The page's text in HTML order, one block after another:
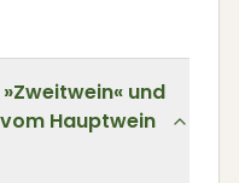
und
Hauptwein